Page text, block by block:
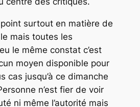
point surtout en matière de
mais toutes les
le même constat c’est
moyen disponible pour
cas jusqu’à ce dimanche
n’est fier de voir
ni même l’autorité mais